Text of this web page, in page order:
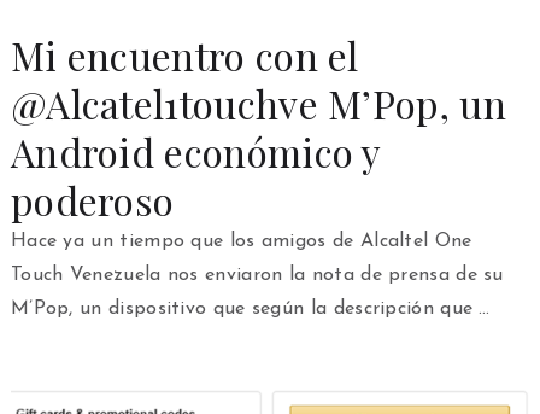
Mi encuentro con el
@Alcatel1touchve M’Pop, un
Android económico y
poderoso
Hace ya un tiempo que los amigos de Alcaltel One
Touch Venezuela nos enviaron la nota de prensa de su
M’Pop, un dispositivo que según la descripción que …